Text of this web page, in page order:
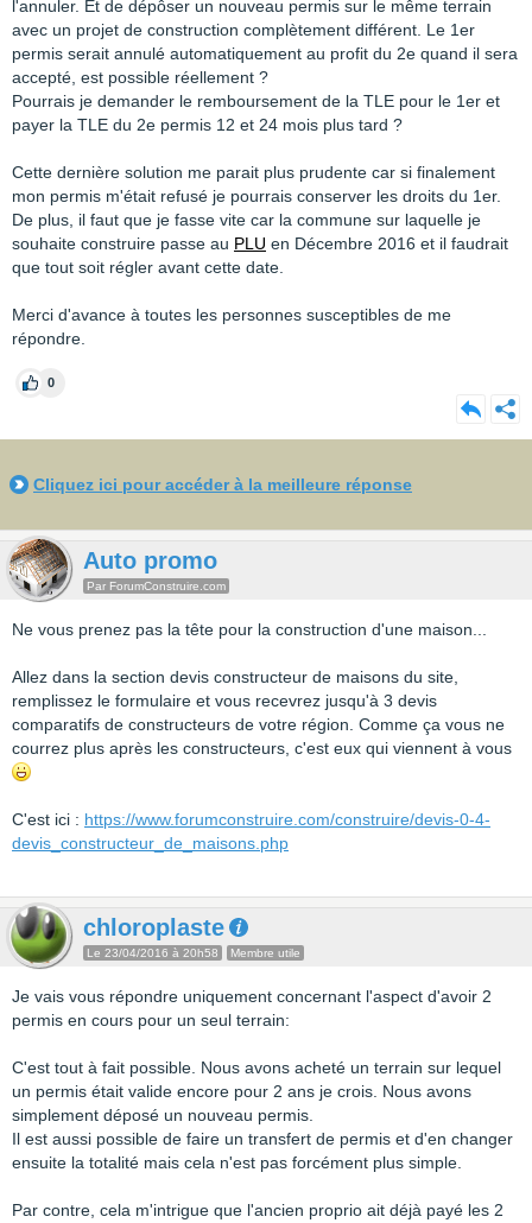
l'annuler. Et de dépôser un nouveau permis sur le même terrain
avec un projet de construction complètement différent. Le 1er
permis serait annulé automatiquement au profit du 2e quand il sera
accepté, est possible réellement ?
Pourrais je demander le remboursement de la TLE pour le 1er et
payer la TLE du 2e permis 12 et 24 mois plus tard ?
Cette dernière solution me parait plus prudente car si finalement
mon permis m'était refusé je pourrais conserver les droits du 1er.
De plus, il faut que je fasse vite car la commune sur laquelle je
souhaite construire passe au PLU en Décembre 2016 et il faudrait
que tout soit régler avant cette date.
Merci d'avance à toutes les personnes susceptibles de me
répondre.
0
Cliquez ici pour accéder à la meilleure réponse
Auto promo
Par ForumConstruire.com
Ne vous prenez pas la tête pour la construction d'une maison...
Allez dans la section devis constructeur de maisons du site,
remplissez le formulaire et vous recevrez jusqu'à 3 devis
comparatifs de constructeurs de votre région. Comme ça vous ne
courrez plus après les constructeurs, c'est eux qui viennent à vous
C'est ici : https://www.forumconstruire.com/construire/devis-0-4-
devis_constructeur_de_maisons.php
chloroplaste
Le 23/04/2016 à 20h58 Membre utile
Je vais vous répondre uniquement concernant l'aspect d'avoir 2
permis en cours pour un seul terrain:
C'est tout à fait possible. Nous avons acheté un terrain sur lequel
un permis était valide encore pour 2 ans je crois. Nous avons
simplement déposé un nouveau permis.
Il est aussi possible de faire un transfert de permis et d'en changer
ensuite la totalité mais cela n'est pas forcément plus simple.
Par contre, cela m'intrigue que l'ancien proprio ait déjà payé les 2